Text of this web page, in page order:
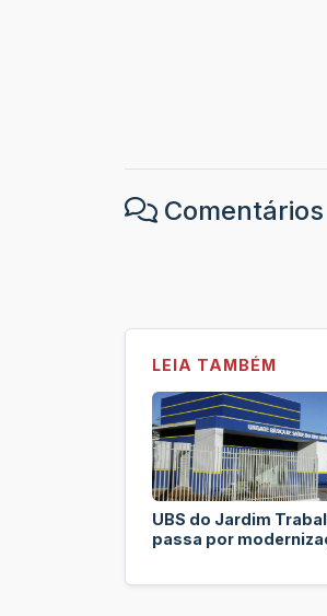
Comentários
LEIA TAMBÉM
UBS do Jardim
passa por